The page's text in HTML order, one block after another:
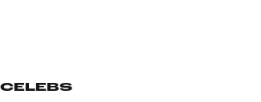
CELEBS